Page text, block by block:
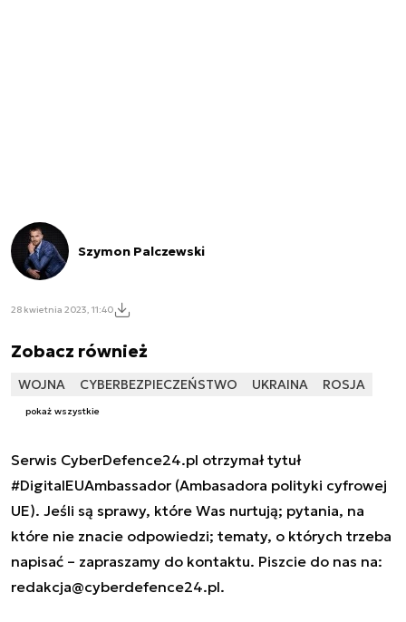
Szymon Palczewski
28 kwietnia 2023, 11:40
Zobacz również
WOJNA CYBERBEZPIECZEŃSTWO UKRAINA ROSJA
pokaż wszystkie
Serwis CyberDefence24.pl otrzymał tytuł
#DigitalEUAmbassador (Ambasadora polityki cyfrowej
UE). Jeśli są sprawy, które Was nurtują; pytania, na
które nie znacie odpowiedzi; tematy, o których trzeba
napisać – zapraszamy do kontaktu. Piszcie do nas na:
redakcja@cyberdefence24.pl.